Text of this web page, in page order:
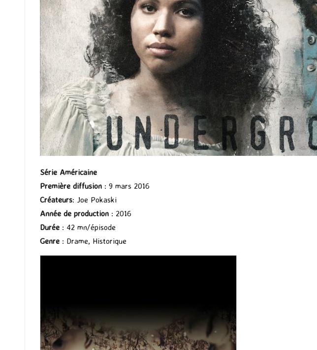
Série Américaine
Première diffusion : 9 mars 2016
Créateurs: Joe Pokaski
Année de production : 2016
Durée : 42 mn/épisode
Genre : Drame, Historique